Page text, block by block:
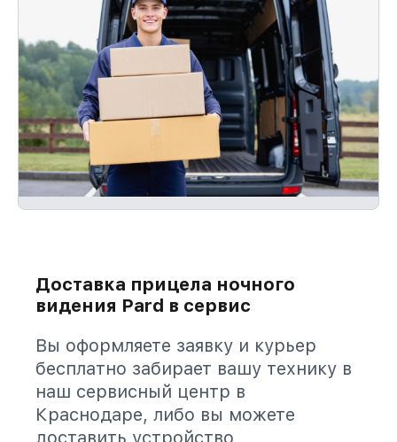
Доставка прицела ночного
видения Pard в сервис
Вы оформляете заявку и курьер
бесплатно забирает вашу технику в
наш сервисный центр в
Краснодаре, либо вы можете
доставить устройство